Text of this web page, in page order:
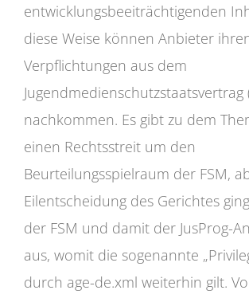
entwicklungsbeeiträchtigenden
diese Weise können Anbieter
Verpflichtungen aus dem
Jugendmedienschutzstaatsvertrag
nachkommen. Es gibt zu dem
einen Rechtsstreit um den
Beurteilungsspielraum der FSM,
Eilentscheidung des Gerichtes
der FSM und damit der JusProg-
aus, womit die sogenannte
durch age-de.xml weiterhin gilt.